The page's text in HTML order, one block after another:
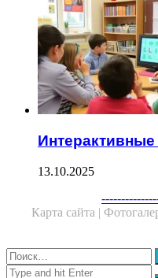
13.10.2025
Карта сайта |
Close
Найти:
Close